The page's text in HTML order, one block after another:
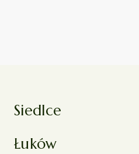
Siedlce
Łuków